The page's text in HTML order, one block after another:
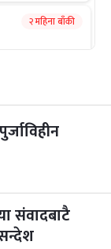
२ महिना बाँकी
२ महिना बाँकी
२ महिना बाँकी
संवादबाटै